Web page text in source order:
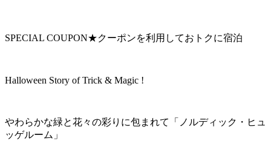
SPECIAL COUPON★クーポンを利用しておトクに宿泊
Halloween Story of Trick & Magic !
やわらかな緑と花々の彩りに包まれて「ノルディック・ヒュ
ッゲルーム」